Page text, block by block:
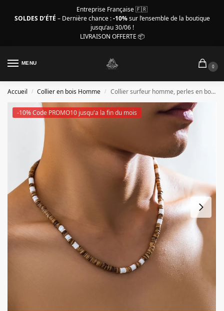
Entreprise Française 🇫🇷
SOLDES D’ÉTÉ – Dernière chance :-10%sur l’ensemble de la boutique
jusqu’au 30/06 !
LIVRAISON OFFERTE 📦
MENU
0
Accueil / Collier en bois Homme / Collier surfeur homme, perles en bois marron et blanc
-10% Code PROMO10 jusqu'a la fin du mois